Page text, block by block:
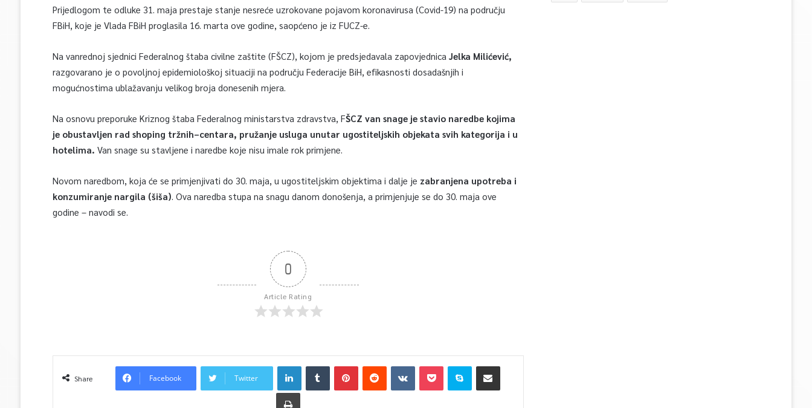
Prijedlogom te odluke 31. maja prestaje stanje nesreće uzrokovane pojavom koronavirusa (Covid-19) na području
FBiH, koje je Vlada FBiH proglasila 16. marta ove godine, saopćeno je iz FUCZ-e.
Na vanrednoj sjednici Federalnog štaba civilne zaštite (FŠCZ), kojom je predsjedavala zapovjednica Jelka Milićević,
razgovarano je o povoljnoj epidemiološkoj situaciji na području Federacije BiH, efikasnosti dosadašnjih i
mogućnostima ublažavanju velikog broja donesenih mjera.
Na osnovu preporuke Kriznog štaba Federalnog ministarstva zdravstva, FŠCZ van snage je stavio naredbe kojima
je obustavljen rad shoping tržnih–centara, pružanje usluga unutar ugostiteljskih objekata svih kategorija i u
hotelima. Van snage su stavljene i naredbe koje nisu imale rok primjene.
Novom naredbom, koja će se primjenjivati do 30. maja, u ugostiteljskim objektima i dalje je zabranjena upotreba i
konzumiranje nargila (šiša). Ova naredba stupa na snagu danom donošenja, a primjenjuje se do 30. maja ove
godine – navodi se.
0
Article Rating
Share Facebook Twitter